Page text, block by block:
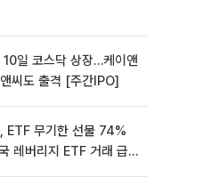
10일 코스닥 상장…케이앤
씨도 출격 [주간IPO]
ETF 무기한 선물 74%
레버리지 ETF 거래 급